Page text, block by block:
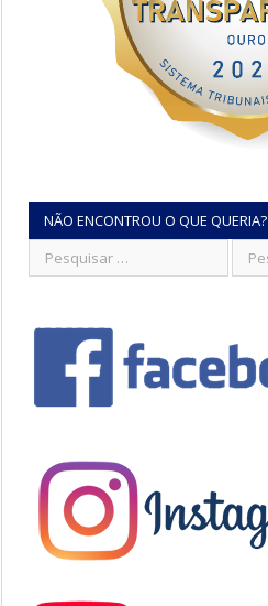
NÃO ENCONTROU O QUE QUERIA?